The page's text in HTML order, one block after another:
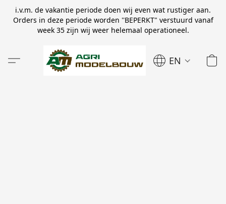
i.v.m. de vakantie periode doen wij even wat rustiger aan.
Orders in deze periode worden ''BEPERKT" verstuurd vanaf
week 35 zijn wij weer helemaal operationeel.
EN